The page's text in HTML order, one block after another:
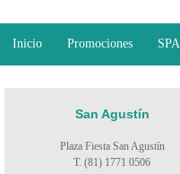
Inicio Promociones SPA
San Agustín
Plaza Fiesta San Agustín
T. (81) 1771 0506